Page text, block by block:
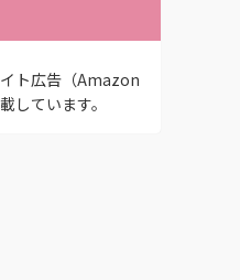
ト広告（Amazon
しています。